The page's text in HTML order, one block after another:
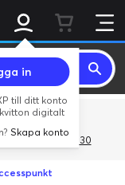
in
till ditt konto
digitalt
Skapa konto
kr.
3Gives30